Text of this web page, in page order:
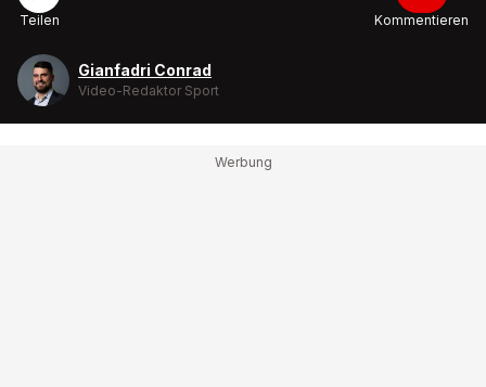
Teilen Kommentieren
Gianfadri Conrad
Video-Redaktor Sport